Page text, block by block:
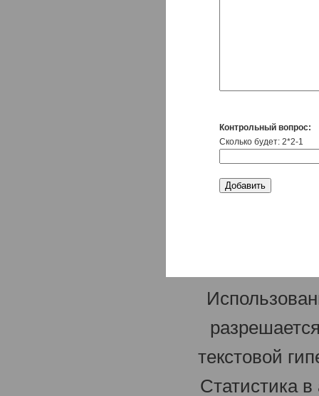
Контрольный вопрос:
Сколько будет: 2*2-1
текстовой
Статистика